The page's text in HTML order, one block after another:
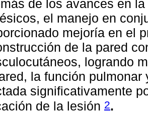
de los avances en
el manejo en
mejoría en el
de la pared
logrando
la función
significativamente
de la lesión 2.